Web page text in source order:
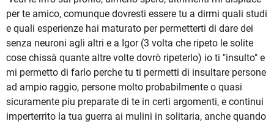
per te amico, comunque dovresti essere tu a dirmi quali studi
e quali esperienze hai maturato per permetterti di dare dei
senza neuroni agli altri e a Igor (3 volta che ripeto le solite
cose chissà quante altre volte dovrò ripeterlo) io ti "insulto" e
mi permetto di farlo perche tu ti permetti di insultare persone
ad ampio raggio, persone molto probabilmente o quasi
sicuramente piu preparate di te in certi argomenti, e continui
imperterrito la tua guerra ai mulini in solitaria, anche quando